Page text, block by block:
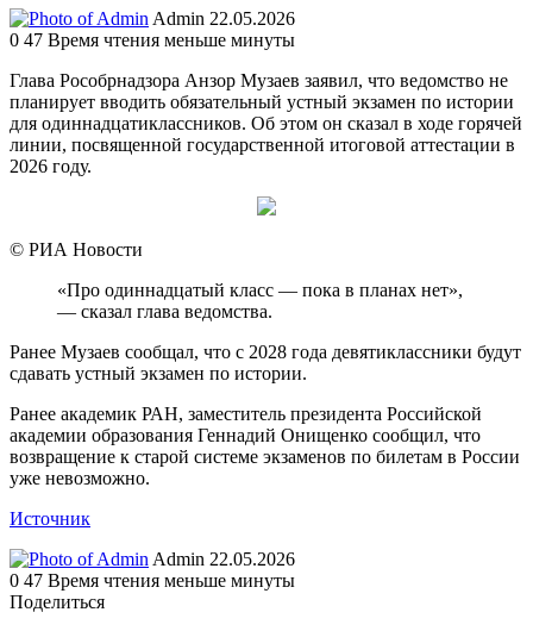
Admin Send
an
22.05.2026
0 47 Время чтения меньше минуты
Глава Рособрнадзора Анзор Музаев заявил, что ведомство не
планирует вводить обязательный устный экзамен по истории
для одиннадцатиклассников. Об этом он сказал в ходе горячей
линии, посвященной государственной итоговой аттестации в
2026 году.
© РИА Новости
«Про одиннадцатый класс — пока в планах нет»,
— сказал глава ведомства.
Ранее Музаев сообщал, что с 2028 года девятиклассники будут
сдавать устный экзамен по истории.
Ранее академик РАН, заместитель президента Российской
академии образования Геннадий Онищенко сообщил, что
возвращение к старой системе экзаменов по билетам в России
уже невозможно.
Источник
Admin Send
an
22.05.2026
0 47 Время чтения меньше минуты
Поделиться